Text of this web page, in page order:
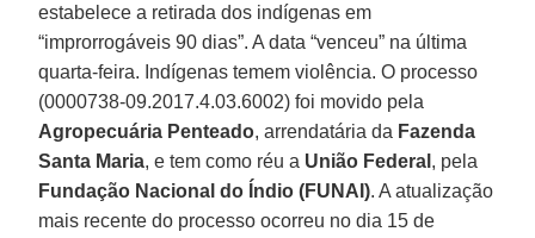
estabelece a retirada dos indígenas em
“improrrogáveis 90 dias”. A data “venceu” na última
quarta-feira. Indígenas temem violência. O processo
(0000738-09.2017.4.03.6002) foi movido pela
Agropecuária Penteado, arrendatária da Fazenda
Santa Maria, e tem como réu a União Federal , pela
Fundação Nacional do Índio (FUNAI). A atualização
mais recente do processo ocorreu no dia 15 de